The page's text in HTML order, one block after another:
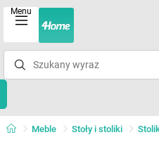
Menu
Meble Stoły i stoliki